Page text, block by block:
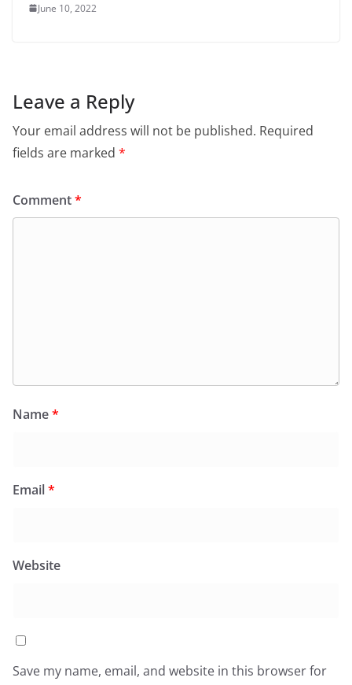
June 10, 2022
Leave a Reply
Your email address will not be published. Required
fields are marked *
Comment*
Name*
Email*
Website
Save my name, email, and website in this browser for